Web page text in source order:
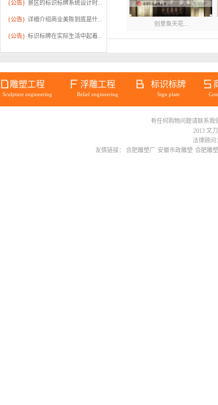
{公告} 景区的标识标牌系统设计时...
{公告} 详细介绍商业美陈到底是什...
{公告} 标识标牌在实际生活中起着...
创意鱼天花...
御景江山软...
雕塑工程
Sculpture engineering
浮雕工程
Relief engineering
标识标牌
Sign plate
有任何购物问题请联系我
2013 文
法律顾问
友情链接： 合肥雕塑厂 安徽市政雕塑 合肥雕